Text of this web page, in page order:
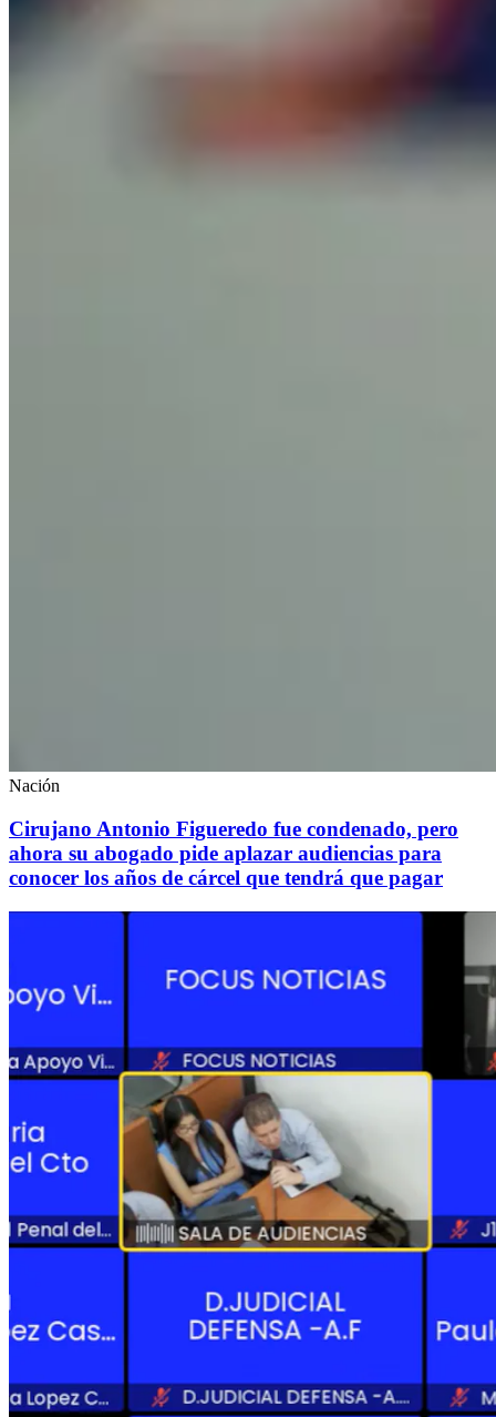
Nación
Cirujano Antonio Figueredo fue condenado, pero
ahora su abogado pide aplazar audiencias para
conocer los años de cárcel que tendrá que pagar